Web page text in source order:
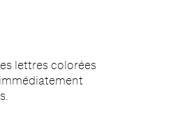
lettres colorées